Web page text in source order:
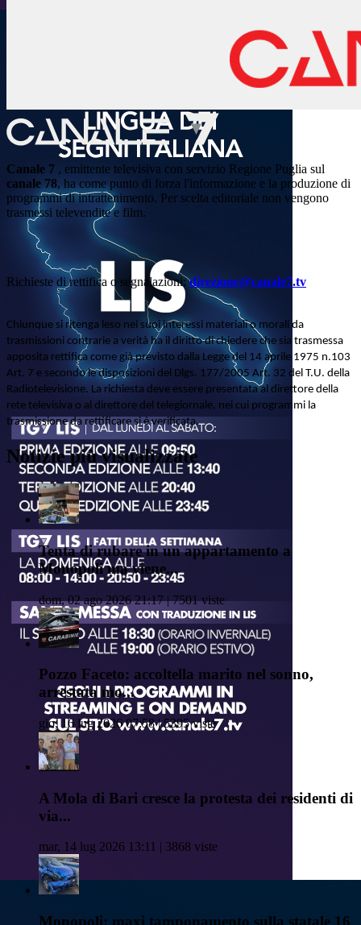
Canale 7 , emittente televisiva con servizio Regione Puglia sul
canale 78, ha come punto di forza l'informazione e la produzione di
programmi di intrattenimento. Per scelta editoriale non vengono
trasmessi televendite e film.
Richieste di rettifica o segnalazioni:direzione@canale7.tv
Chiunque si ritenga leso nei suoi interessi materiali o morali da
trasmissioni contrarie a verità ha il diritto di chiedere che sia trasmessa
apposita rettifica come già previsto dalla Legge del 14 aprile 1975 n.103
Art. 7 e secondo le disposizioni del Dlgs. 177/2005 Art. 32 del T.U. della
Radiotelevisione. La richiesta deve essere presentata al direttore della
rete televisiva o al direttore del telegiornale, nei cui programmi la
trasmissione da rettificare si è verificata.
Notizie più visualizzate
Tenta di rubare in un appartamento a
Monopoli ma viene...
dom, 02 ago 2026 21:17 | 7501 viste
Pozzo Faceto: accoltella marito nel sonno,
arrestata mo...
gio, 16 lug 2026 07:58 | 5395 viste
A Mola di Bari cresce la protesta dei residenti di
via...
mar, 14 lug 2026 13:11 | 3868 viste
Monopoli: maxi tamponamento sulla statale 16